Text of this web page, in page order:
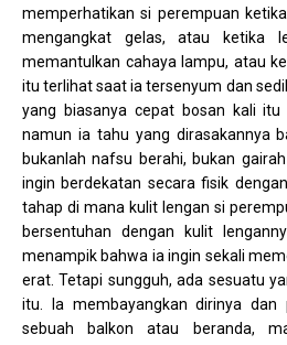
memperhatikan si perempuan
mengangkat gelas, atau ketika
memantulkan cahaya lampu, atau
itu terlihat saat ia tersenyum dan
yang biasanya cepat bosan kali itu
namun ia tahu yang dirasakannya
bukanlah nafsu berahi, bukan
ingin berdekatan secara fisik
tahap di mana kulit lengan si
bersentuhan dengan kulit
menampik bahwa ia ingin sekali
erat. Tetapi sungguh, ada sesuatu
itu. Ia membayangkan dirinya
sebuah balkon atau beranda,